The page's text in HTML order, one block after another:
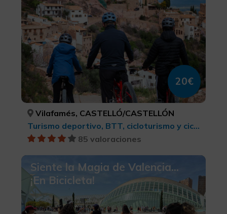
20€
Vilafamés, CASTELLÓ/CASTELLÓN
Turismo deportivo, BTT, cicloturismo y ciclismo
85 valoraciones
Siente la Magia de Valencia...
¡En Bicicleta!